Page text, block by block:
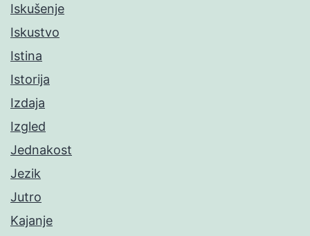
Iskušenje
Iskustvo
Istina
Istorija
Izdaja
Izgled
Jednakost
Jezik
Jutro
Kajanje